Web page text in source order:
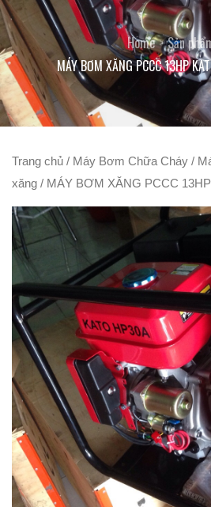
Home
Sản
MÁY BƠM XĂNG PCCC 13HP
Trang chủ / Máy Bơm Chữa Cháy /
xăng / MÁY BƠM XĂNG PCCC